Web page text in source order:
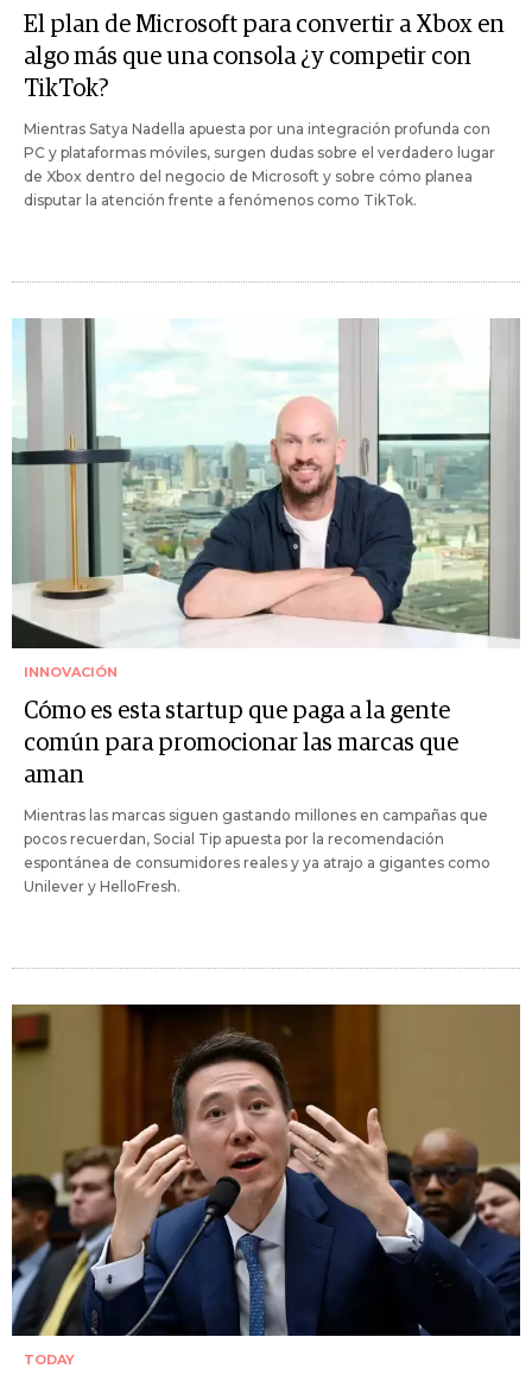
El plan de Microsoft para convertir a Xbox en
algo más que una consola ¿y competir con
TikTok?
Mientras Satya Nadella apuesta por una integración profunda con
PC y plataformas móviles, surgen dudas sobre el verdadero lugar
de Xbox dentro del negocio de Microsoft y sobre cómo planea
disputar la atención frente a fenómenos como TikTok.
INNOVACIÓN
Cómo es esta startup que paga a la gente
común para promocionar las marcas que
aman
Mientras las marcas siguen gastando millones en campañas que
pocos recuerdan, Social Tip apuesta por la recomendación
espontánea de consumidores reales y ya atrajo a gigantes como
Unilever y HelloFresh.
TODAY